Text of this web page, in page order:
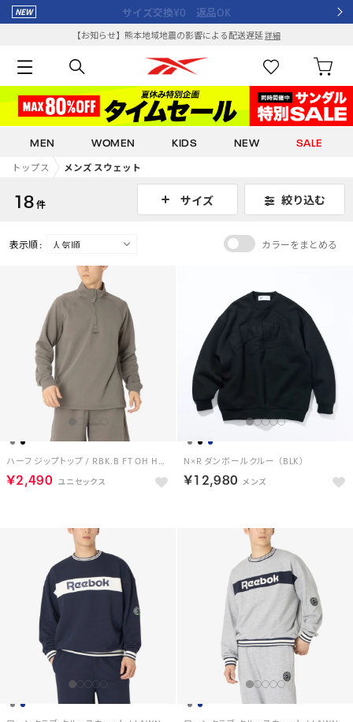
サイズ交換¥0 返品OK
【お知らせ】熊本地域地震の影響による配送遅延詳細
MEN WOMEN KIDS NEW SALE
トップス メンズ スウェット
18件 サイズ 絞り込む
表示順 : カラーをまとめる
ハーフ ジップトップ / RBK.B FT OH HALF ZIP （グレー）
￥2,490
N×R ダンボールクルー （BLK）
￥12,980